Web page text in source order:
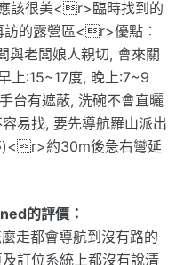
該很美<r>臨時找到的
訪的露營區<r>優點：
老闆娘人親切, 會來關
上:15~17度, 晚上:7~9
台有遮蔽, 洗碗不會直曬
易找, 要先導航羅山派出
)<r>約30m後急右彎延
的評價：
走都會導航到沒有路的
訂位系統上都沒有說清